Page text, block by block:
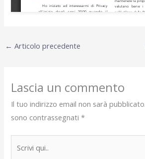
← Articolo precedente
Lascia un commento
Il tuo indirizzo email non sarà pubblicato.
sono contrassegnati*